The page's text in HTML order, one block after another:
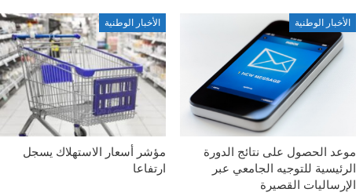
الأخبار الوطنية
موعد الحصول على نتائج الدورة
الرئيسية للتوجيه الجامعي عبر
الإرساليات القصيرة
الأخبار الوطنية
مؤشر أسعار الاستهلاك يسجل
ارتفاعا